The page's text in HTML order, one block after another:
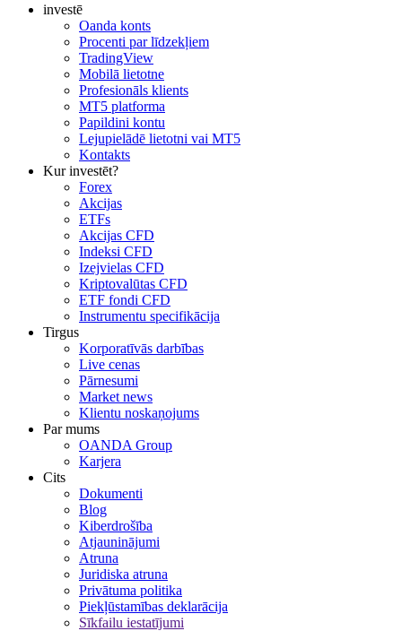
investē
Oanda konts
Procenti par līdzekļiem
TradingView
Mobilā lietotne
Profesionāls klients
MT5 platforma
Papildini kontu
Lejupielādē lietotni vai MT5
Kontakts
Kur investēt?
Forex
Akcijas
ETFs
Akcijas CFD
Indeksi CFD
Izejvielas CFD
Kriptovalūtas CFD
ETF fondi CFD
Instrumentu specifikācija
Tirgus
Korporatīvās darbības
Live cenas
Pārnesumi
Market news
Klientu noskaņojums
Par mums
OANDA Group
Karjera
Cits
Dokumenti
Blog
Kiberdrošība
Atjauninājumi
Atruna
Juridiska atruna
Privātuma politika
Piekļūstamības deklarācija
Sīkfailu iestatījumi